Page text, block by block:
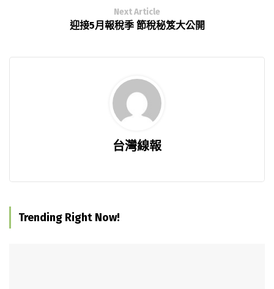
Next Article
迎接5月報稅季 節稅秘笈大公開
台灣線報
Trending Right Now!